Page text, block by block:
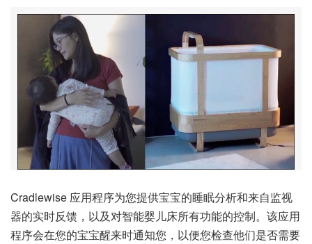
Cradlewise 应用程序为您提供宝宝的睡眠分析和来自监视
器的实时反馈，以及对智能婴儿床所有功能的控制。该应用
程序会在您的宝宝醒来时通知您，以便您检查他们是否需要